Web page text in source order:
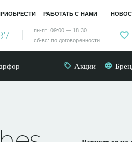
пн-пт: 09:00 — 18:30
сб-вс: по договоренности
РАБОТАТЬ С НАМИ
Акции